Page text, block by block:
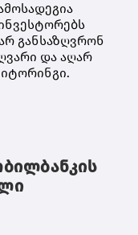
განსაზღვრონ
და აღარ